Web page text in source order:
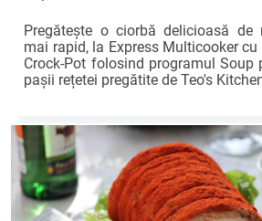
Pregătește o ciorbă delicioasă de
mai rapid, la Express Multicooker
Crock-Pot folosind programul Soup
pașii rețetei pregătite de Teo's